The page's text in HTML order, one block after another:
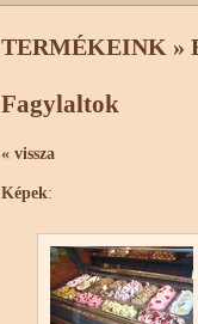
TERMÉKEINK »
Fagylaltok
« vissza
Képek: